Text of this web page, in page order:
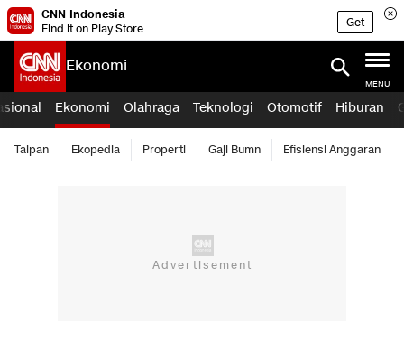
CNN Indonesia
Find it on Play Store
Get
Ekonomi
MENU
Ekonomi Olahraga Teknologi Otomotif Hiburan
Taipan Ekopedia Properti Gaji Bumn Efisiensi Anggaran